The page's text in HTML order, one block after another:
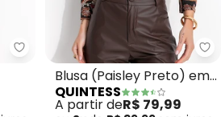
Quintess - Blusa (Preta) com
Blusa (Paisley Preto) em
Malha de Viscose
QUINTESS
A partir deR$ 79,99